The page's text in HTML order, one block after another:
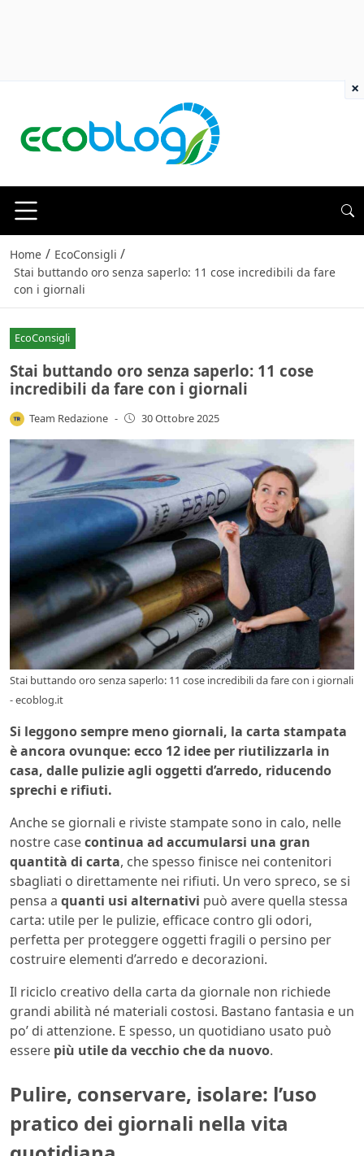
Home / EcoConsigli /
Stai buttando oro senza saperlo: 11 cose incredibili da fare
con i giornali
EcoConsigli
Stai buttando oro senza saperlo: 11 cose
incredibili da fare con i giornali
Team Redazione - 30 Ottobre 2025
Stai buttando oro senza saperlo: 11 cose incredibili da fare con i giornali
- ecoblog.it
Si leggono sempre meno giornali, la carta stampata
è ancora ovunque: ecco 12 idee per riutilizzarla in
casa, dalle pulizie agli oggetti d’arredo, riducendo
sprechi e rifiuti.
Anche se giornali e riviste stampate sono in calo, nelle
nostre casecontinua ad accumularsi una gran
quantità di carta, che spesso finisce nei contenitori
sbagliati o direttamente nei rifiuti. Un vero spreco, se si
pensa a quanti usi alternativi può avere quella stessa
carta: utile per le pulizie, efficace contro gli odori,
perfetta per proteggere oggetti fragili o persino per
costruire elementi d’arredo e decorazioni.
Il riciclo creativo della carta da giornale non richiede
grandi abilità né materiali costosi. Bastano fantasia e un
po’ di attenzione. E spesso, un quotidiano usato può
essere più utile da vecchio che da nuovo.
Pulire, conservare, isolare: l’uso
pratico dei giornali nella vita
×